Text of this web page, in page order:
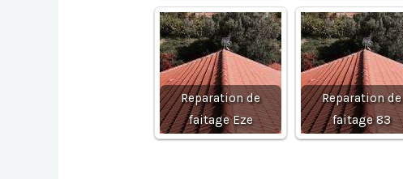
Reparation de
faitage Eze
Reparation de
faitage 83